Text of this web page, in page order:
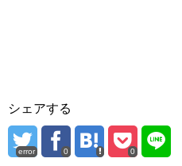
シェアする
error 0 0